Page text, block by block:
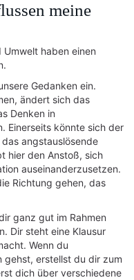
meine
Umwelt haben einen
Gedanken ein.
ändert sich das
Denken in
Einerseits könnte sich der
angstauslösende
hier den Anstoß, sich
auseinanderzusetzen.
Richtung gehen, das
ganz gut im Rahmen
Dir steht eine Klausur
Wenn du
gehst, erstellst du dir zum
dich über verschiedene